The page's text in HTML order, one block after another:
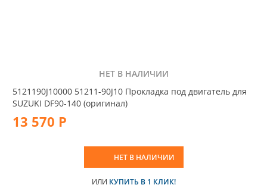
НЕТ В НАЛИЧИИ
5121190J10000 51211-90J10 Прокладка под двигатель для
SUZUKI DF90-140 (оригинал)
13 570 Р
НЕТ В НАЛИЧИИ
ИЛИ КУПИТЬ В 1 КЛИК!